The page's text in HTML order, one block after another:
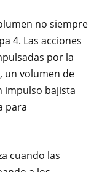
no siempre
4. Las acciones
por la
un volumen de
impulso bajista
para
cuando las